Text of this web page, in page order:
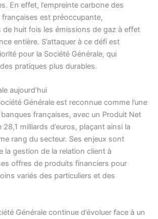
En effet, l’empreinte carbone des
est préoccupante,
de huit fois les émissions de gaz à effet
entière. S’attaquer à ce défi est
pour la Société Générale, qui
pratiques plus durables.
aujourd’hui
Générale est reconnue comme l’une
françaises, avec un Produit Net
28,1 milliards d’euros, plaçant ainsi la
rang du secteur. Ses enjeux sont
la gestion de la relation client à
offres de produits financiers pour
variés des particuliers et des
Générale continue d’évoluer face à un